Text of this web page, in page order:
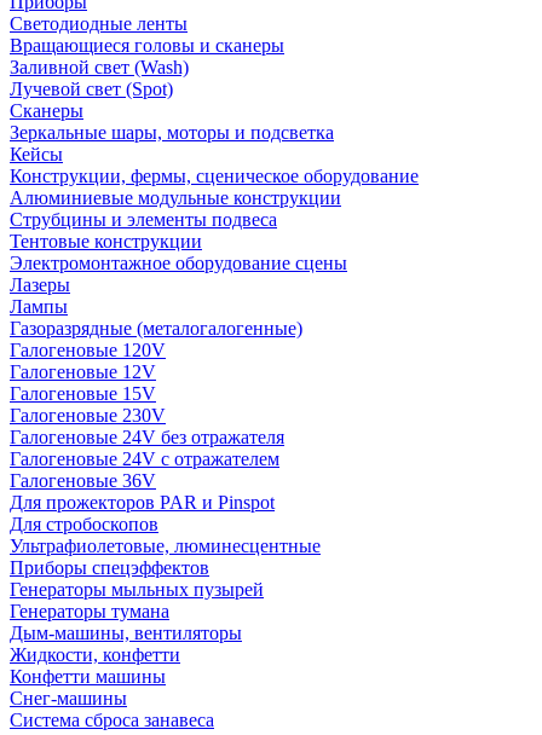
Светодиодные ленты
Вращающиеся головы и сканеры
Заливной свет (Wash)
Лучевой свет (Spot)
Сканеры
Зеркальные шары, моторы и подсветка
Кейсы
Конструкции, фермы, сценическое оборудование
Алюминиевые модульные конструкции
Струбцины и элементы подвеса
Тентовые конструкции
Электромонтажное оборудование сцены
Лазеры
Лампы
Газоразрядные (металогалогенные)
Галогеновые 120V
Галогеновые 12V
Галогеновые 15V
Галогеновые 230V
Галогеновые 24V без отражателя
Галогеновые 24V с отражателем
Галогеновые 36V
Для прожекторов PAR и Pinspot
Для стробоскопов
Ультрафиолетовые, люминесцентные
Приборы спецэффектов
Генераторы мыльных пузырей
Генераторы тумана
Дым-машины, вентиляторы
Жидкости, конфетти
Конфетти машины
Снег-машины
Система сброса занавеса